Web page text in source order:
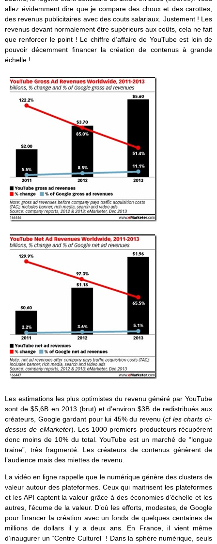
allez évidemment dire que je compare des choux et des carottes,
des revenus publicitaires avec des couts salariaux. Justement ! Les
revenus devant normalement être supérieurs aux coûts, cela ne fait
que renforcer le point ! Le chiffre d’affaire de YouTube est loin de
pouvoir décemment financer la création de contenus à grande
échelle !
Les estimations les plus optimistes du revenu généré par YouTube
sont de $5,6B en 2013 (brut) et d’environ $3B de redistribués aux
créateurs, Google gardant pour lui 45% du revenu (cf les charts ci-
dessus de eMarketer). Les 1000 premiers producteurs récupèrent
donc moins de 10% du total. YouTube est un marché de “longue
traine”, très fragmenté. Les créateurs de contenus génèrent de
l’audience mais des miettes de revenu.
La vidéo en ligne rappelle que le numérique génère des clusters de
valeur autour des plateformes. Ceux qui maitrisent les plateformes
et les API captent la valeur grâce à des économies d’échelle et les
autres, l’écume de la valeur. D’où les efforts, modestes, de Google
pour financer la création avec un fonds de quelques centaines de
millions de dollars il y a deux ans. En France, il vient même
d’inaugurer un “Centre Culturel” ! Dans la sphère numérique, seuls